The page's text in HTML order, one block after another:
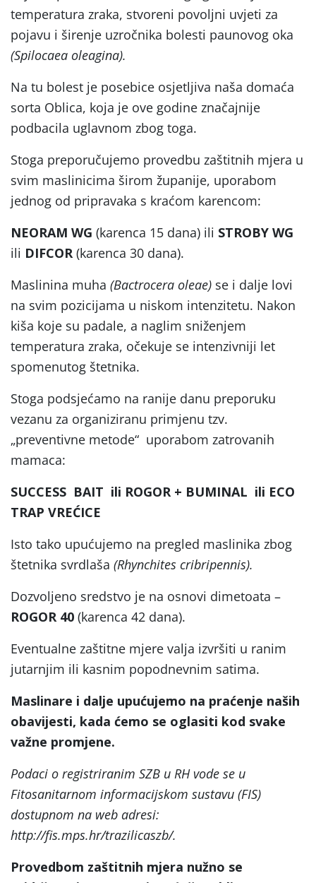
temperatura zraka, stvoreni povoljni uvjeti za
pojavu i širenje uzročnika bolesti paunovog oka
(Spilocaea oleagina).
Na tu bolest je posebice osjetljiva naša domaća
sorta Oblica, koja je ove godine značajnije
podbacila uglavnom zbog toga.
Stoga preporučujemo provedbu zaštitnih mjera u
svim maslinicima širom županije, uporabom
jednog od pripravaka s kraćom karencom:
NEORAM WG (karenca 15 dana) ili STROBY WG
ili DIFCOR (karenca 30 dana).
Maslinina muha (Bactrocera oleae) se i dalje lovi
na svim pozicijama u niskom intenzitetu. Nakon
kiša koje su padale, a naglim sniženjem
temperatura zraka, očekuje se intenzivniji let
spomenutog štetnika.
Stoga podsjećamo na ranije danu preporuku
vezanu za organiziranu primjenu tzv.
„preventivne metode“ uporabom zatrovanih
mamaca:
SUCCESS BAIT ili ROGOR + BUMINAL ili ECO
TRAP VREĆICE
Isto tako upućujemo na pregled maslinika zbog
štetnika svrdlaša (Rhynchites cribripennis).
Dozvoljeno sredstvo je na osnovi dimetoata –
ROGOR 40 (karenca 42 dana).
Eventualne zaštitne mjere valja izvršiti u ranim
jutarnjim ili kasnim popodnevnim satima.
Maslinare i dalje upućujemo na praćenje naših
obavijesti, kada ćemo se oglasiti kod svake
važne promjene.
Podaci o registriranim SZB u RH vode se u
Fitosanitarnom informacijskom sustavu (FIS)
dostupnom na web adresi:
http://fis.mps.hr/trazilicaszb/.
Provedbom zaštitnih mjera nužno se